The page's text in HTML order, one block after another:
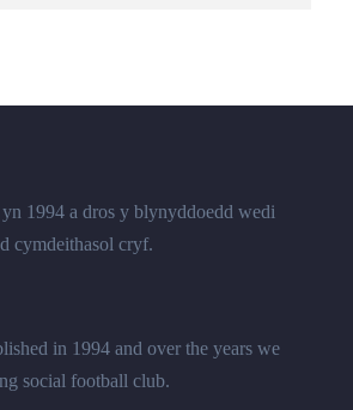
1994 a dros y blynyddoedd wedi
cymdeithasol cryf.
in 1994 and over the years we
social football club.